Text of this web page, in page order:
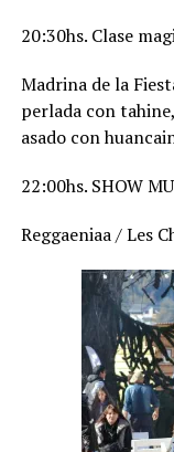
20:30hs. Clase
Madrina de la
perlada con
asado con
22:00hs. SHOW
Reggaeniaa / Les